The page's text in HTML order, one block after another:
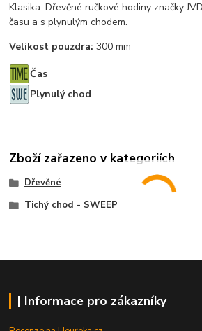
Klasika. Dřevěné ručkové hodiny značky
času a s plynulým chodem.
Velikost pouzdra: 300 mm
Čas
Plynulý chod
Zboží zařazeno v kategoriích
Dřevěné
Tichý chod - SWEEP
| Informace pro zákazníky